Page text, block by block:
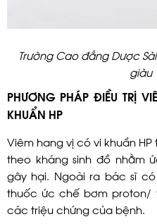
Trường Cao đẳng Dược
giàu
PHƯƠNG PHÁP ĐIỀU TRỊ
KHUẨN HP
Viêm hang vị có vi khuẩn
theo kháng sinh đồ nhằm
gây hại. Ngoài ra bác sĩ
thuốc ức chế bơm proton/
các triệu chứng của bệnh.